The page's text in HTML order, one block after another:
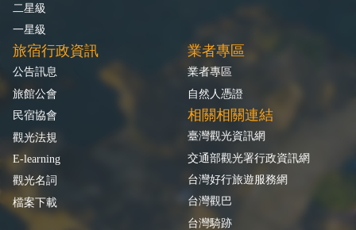
二星級
一星級
旅宿行政資訊
公告訊息
旅館公會
民宿協會
觀光法規
E-learning
觀光名詞
檔案下載
業者專區
業者專區
自然人憑證
相關相關連結
臺灣觀光資訊網
交通部觀光署行政資訊網
台灣好行旅遊服務網
台灣觀巴
台灣騎跡